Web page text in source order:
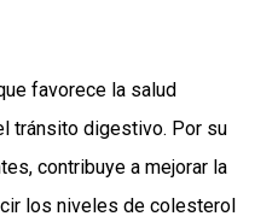
favorece la salud
tránsito digestivo. Por su
contribuye a mejorar la
los niveles de colesterol